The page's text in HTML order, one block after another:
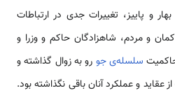
و پاییز، تغییرات جدی در ارتباطات
و مردم، شاه­زادگان حاکم و وزرا و
سلسله‌­ی جو رو به زوال گذاشته و
عقاید و عملکرد آنان باقی نگذاشته بود.